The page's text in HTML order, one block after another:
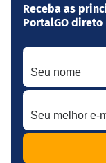
Receba as
PortalGO
Seu nome
Seu melhor e-mail